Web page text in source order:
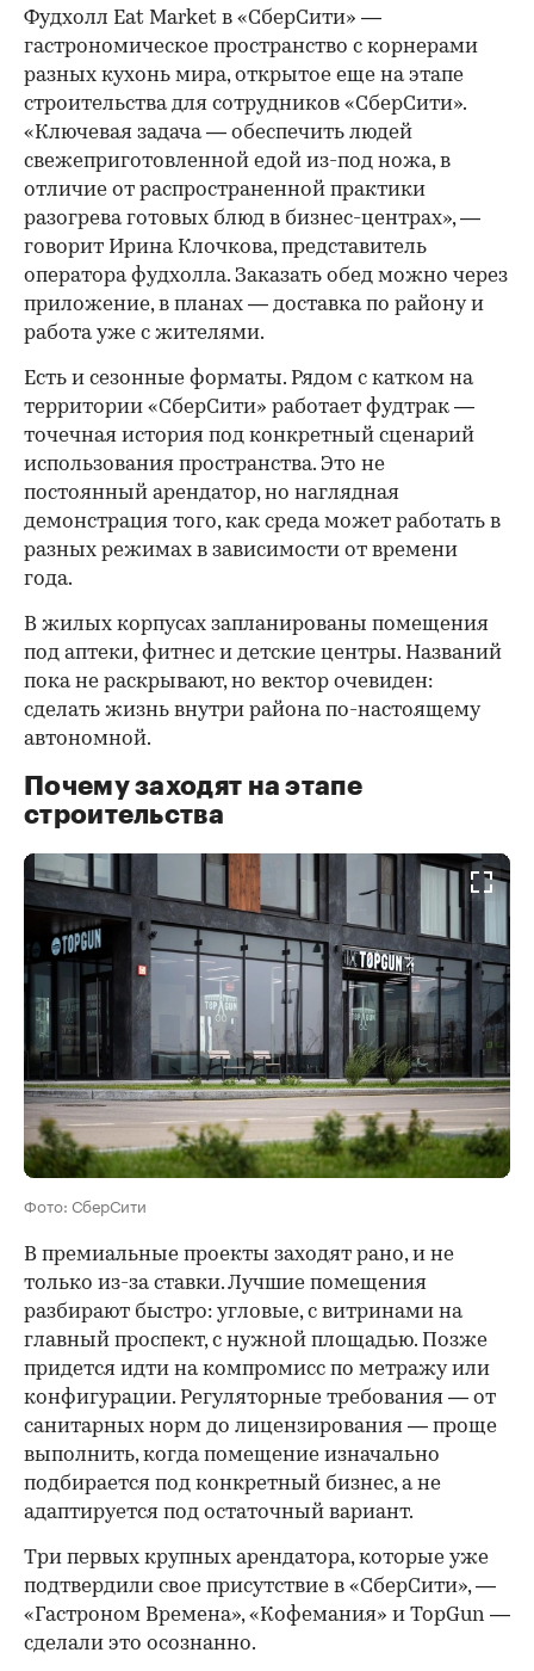
Фудхолл Eat Market в «СберСити» —
гастрономическое пространство с корнерами
разных кухонь мира, открытое еще на этапе
строительства для сотрудников «СберСити».
«Ключевая задача — обеспечить людей
свежеприготовленной едой из-под ножа, в
отличие от распространенной практики
разогрева готовых блюд в бизнес-центрах», —
говорит Ирина Клочкова, представитель
оператора фудхолла. Заказать обед можно через
приложение, в планах — доставка по району и
работа уже с жителями.
Есть и сезонные форматы. Рядом с катком на
территории «СберСити» работает фудтрак —
точечная история под конкретный сценарий
использования пространства. Это не
постоянный арендатор, но наглядная
демонстрация того, как среда может работать в
разных режимах в зависимости от времени
года.
В жилых корпусах запланированы помещения
под аптеки, фитнес и детские центры. Названий
пока не раскрывают, но вектор очевиден:
сделать жизнь внутри района по-настоящему
автономной.
Почему заходят на этапе
строительства
Фото: СберСити
В премиальные проекты заходят рано, и не
только из-за ставки. Лучшие помещения
разбирают быстро: угловые, с витринами на
главный проспект, с нужной площадью. Позже
придется идти на компромисс по метражу или
конфигурации. Регуляторные требования — от
санитарных норм до лицензирования — проще
выполнить, когда помещение изначально
подбирается под конкретный бизнес, а не
адаптируется под остаточный вариант.
Три первых крупных арендатора, которые уже
подтвердили свое присутствие в «СберСити», —
«Гастроном Времена», «Кофемания» и TopGun —
сделали это осознанно.